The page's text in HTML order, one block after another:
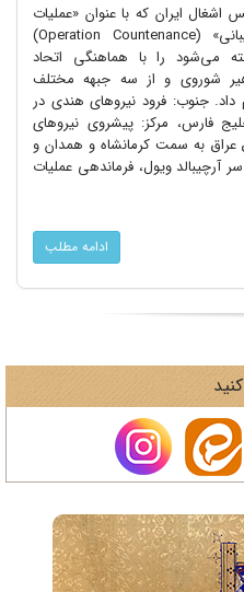
اشغال ایران که با عنوان «عملیات
پشتیبانی» (Operation Countenance)
می‌شود را با هماهنگی اتحاد
شوروی و از سه جبهه مختلف
داد. جنوب: فرود نیروهای هندی در
فارس، مرکز: پیشروی نیروهای
به سمت کرمانشاه و همدان و
ویول، فرماندهی عملیات
ادامه مطلب